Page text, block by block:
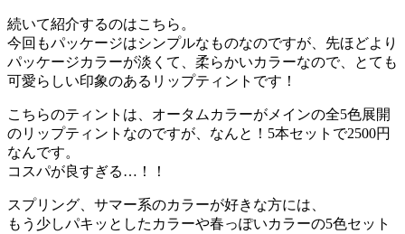
続いて紹介するのはこちら。
今回もパッケージはシンプルなものなのですが、先ほどより
パッケージカラーが淡くて、柔らかいカラーなので、とても
可愛らしい印象のあるリップティントです！
こちらのティントは、オータムカラーがメインの全5色展開
のリップティントなのですが、なんと！5本セットで2500円
なんです。
コスパが良すぎる…！！
スプリング、サマー系のカラーが好きな方には、
もう少しパキッとしたカラーや春っぽいカラーの5色セット